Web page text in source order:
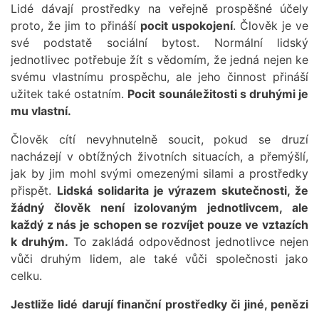
Lidé dávají prostředky na veřejně prospěšné účely
proto, že jim to přináší pocit uspokojení. Člověk je ve
své podstatě sociální bytost. Normální lidský
jednotlivec potřebuje žít s vědomím, že jedná nejen ke
svému vlastnímu prospěchu, ale jeho činnost přináší
užitek také ostatním. Pocit sounáležitosti s druhými je
mu vlastní.
Člověk cítí nevyhnutelně soucit, pokud se druzí
nacházejí v obtížných životních situacích, a přemýšlí,
jak by jim mohl svými omezenými silami a prostředky
přispět. Lidská solidarita je výrazem skutečnosti, že
žádný člověk není izolovaným jednotlivcem, ale
každý z nás je schopen se rozvíjet pouze ve vztazích
k druhým. To zakládá odpovědnost jednotlivce nejen
vůči druhým lidem, ale také vůči společnosti jako
celku.
Jestliže lidé darují finanční prostředky či jiné, penězi